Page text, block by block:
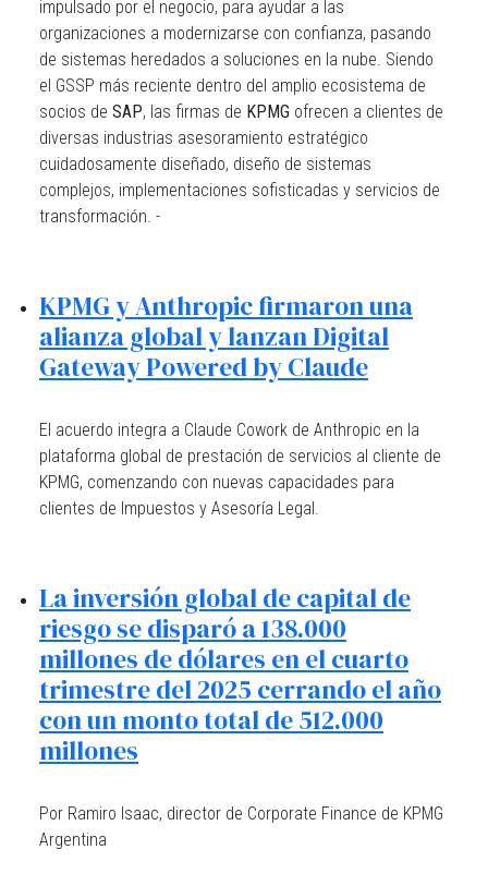
impulsado por el negocio, para ayudar a las
organizaciones a modernizarse con confianza, pasando
de sistemas heredados a soluciones en la nube. Siendo
el GSSP más reciente dentro del amplio ecosistema de
socios de SAP, las firmas de KPMG ofrecen a clientes de
diversas industrias asesoramiento estratégico
cuidadosamente diseñado, diseño de sistemas
complejos, implementaciones sofisticadas y servicios de
transformación. -
KPMG y Anthropic firmaron una
alianza global y lanzan Digital
Gateway Powered by Claude
El acuerdo integra a Claude Cowork de Anthropic en la
plataforma global de prestación de servicios al cliente de
KPMG, comenzando con nuevas capacidades para
clientes de Impuestos y Asesoría Legal.
La inversión global de capital de
riesgo se disparó a 138.000
millones de dólares en el cuarto
trimestre del 2025 cerrando el año
con un monto total de 512.000
millones
Por Ramiro Isaac, director de Corporate Finance de KPMG
Argentina